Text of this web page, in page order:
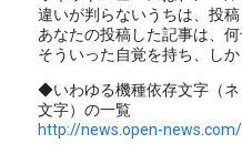
違いが判らないうちは、投
あなたの投稿した記事は、
そういった自覚を持ち、し
◆いわゆる機種依存文字（
文字）の一覧
http://news.open-